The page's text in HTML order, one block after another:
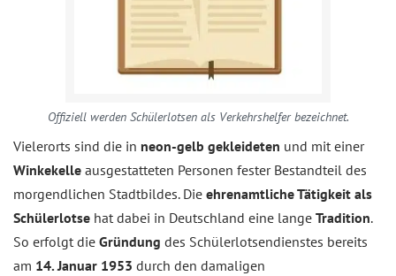
Offiziell werden Schülerlotsen als Verkehrshelfer bezeichnet.
Vielerorts sind die in neon-gelb gekleideten und mit einer
Winkekelle ausgestatteten Personen fester Bestandteil des
morgendlichen Stadtbildes. Die ehrenamtliche Tätigkeit als
Schülerlotse hat dabei in Deutschland eine lange Tradition.
So erfolgt die Gründung des Schülerlotsendienstes bereits
am 14. Januar 1953 durch den damaligen